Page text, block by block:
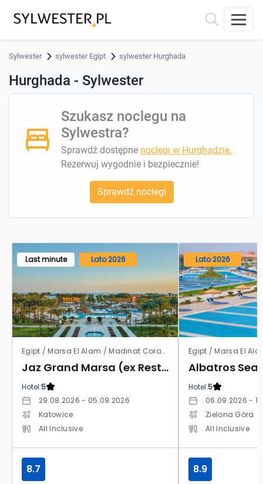
Sylwester sylwester Egipt sylwester Hurghada
Hurghada - Sylwester
Szukasz noclegu na
Sylwestra?
Sprawdź dostępne noclegi w Hurghadzie.
Rezerwuj wygodnie i bezpiecznie!
Sprawdź noclegi
Last minute Lato 2026
Egipt / Marsa El Alam / Madinat Coraya
Jaz Grand Marsa (ex Resta Grand Resort)
Hotel:5
29.08.2026 - 05.09.2026
Katowice
All Inclusive
8.7
Lato 2026
Egipt / Marsa El
Hotel:5
06.09.2026 -
Zielona Góra
All Inclusive
8.9